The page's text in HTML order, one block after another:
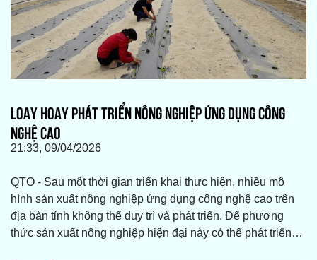
LOAY HOAY PHÁT TRIỂN NÔNG NGHIỆP ỨNG DỤNG CÔNG
NGHỆ CAO
21:33, 09/04/2026
QTO - Sau một thời gian triển khai thực hiện, nhiều mô
hình sản xuất nông nghiệp ứng dụng công nghệ cao trên
địa bàn tỉnh không thể duy trì và phát triển. Để phương
thức sản xuất nông nghiệp hiện đại này có thể phát triển